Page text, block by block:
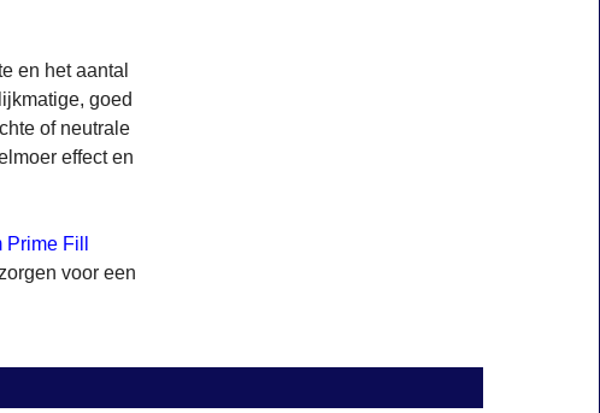
en het aantal
goed
of neutrale
effect en
Fill
voor een